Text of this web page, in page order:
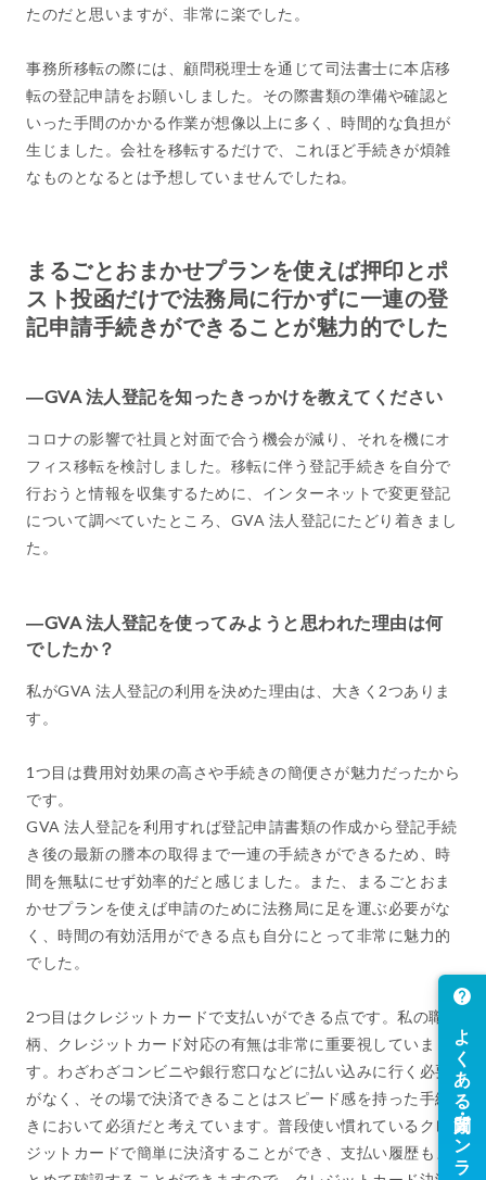
たのだと思いますが、非常に楽でした。
事務所移転の際には、顧問税理士を通じて司法書士に本店移
転の登記申請をお願いしました。その際書類の準備や確認と
いった手間のかかる作業が想像以上に多く、時間的な負担が
生じました。会社を移転するだけで、これほど手続きが煩雑
なものとなるとは予想していませんでしたね。
まるごとおまかせプランを使えば押印とポ
スト投函だけで法務局に行かずに一連の登
記申請手続きができることが魅力的でした
―GVA 法人登記を知ったきっかけを教えてください
コロナの影響で社員と対面で合う機会が減り、それを機にオ
フィス移転を検討しました。移転に伴う登記手続きを自分で
行おうと情報を収集するために、インターネットで変更登記
について調べていたところ、GVA 法人登記にたどり着きまし
た。
―GVA 法人登記を使ってみようと思われた理由は何
でしたか？
私がGVA 法人登記の利用を決めた理由は、大きく2つありま
す。
1つ目は費用対効果の高さや手続きの簡便さが魅力だったから
です。
GVA 法人登記を利用すれば登記申請書類の作成から登記手続
き後の最新の謄本の取得まで一連の手続きができるため、時
間を無駄にせず効率的だと感じました。また、まるごとおま
かせプランを使えば申請のために法務局に足を運ぶ必要がな
く、時間の有効活用ができる点も自分にとって非常に魅力的
でした。
2つ目はクレジットカードで支払いができる点です。私の職業
柄、クレジットカード対応の有無は非常に重要視していま
す。わざわざコンビニや銀行窓口などに払い込みに行く必要
がなく、その場で決済できることはスピード感を持った手続
きにおいて必須だと考えています。普段使い慣れているクレ
ジットカードで簡単に決済することができ、支払い履歴もま